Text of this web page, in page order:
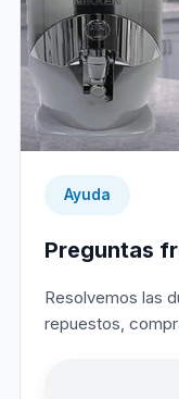
Ayuda
Preguntas
Resolvemos las
repuestos,